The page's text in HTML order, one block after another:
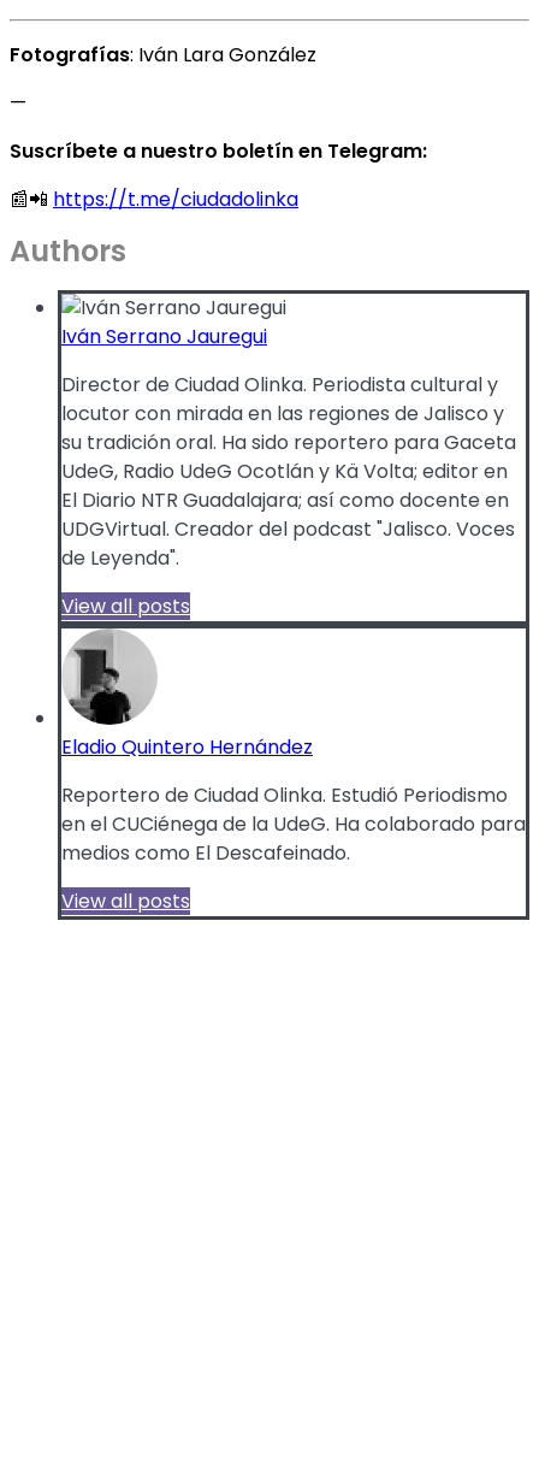
Fotografías: Iván Lara González
—
Suscríbete a nuestro boletín en Telegram:
📰📲 https://t.me/ciudadolinka
Authors
Iván Serrano Jauregui
Director de Ciudad Olinka. Periodista cultural y
locutor con mirada en las regiones de Jalisco y
su tradición oral. Ha sido reportero para Gaceta
UdeG, Radio UdeG Ocotlán y Kä Volta; editor en
El Diario NTR Guadalajara; así como docente en
UDGVirtual. Creador del podcast "Jalisco. Voces
de Leyenda".
View all posts
Eladio Quintero Hernández
Reportero de Ciudad Olinka. Estudió Periodismo
en el CUCiénega de la UdeG. Ha colaborado para
medios como El Descafeinado.
View all posts